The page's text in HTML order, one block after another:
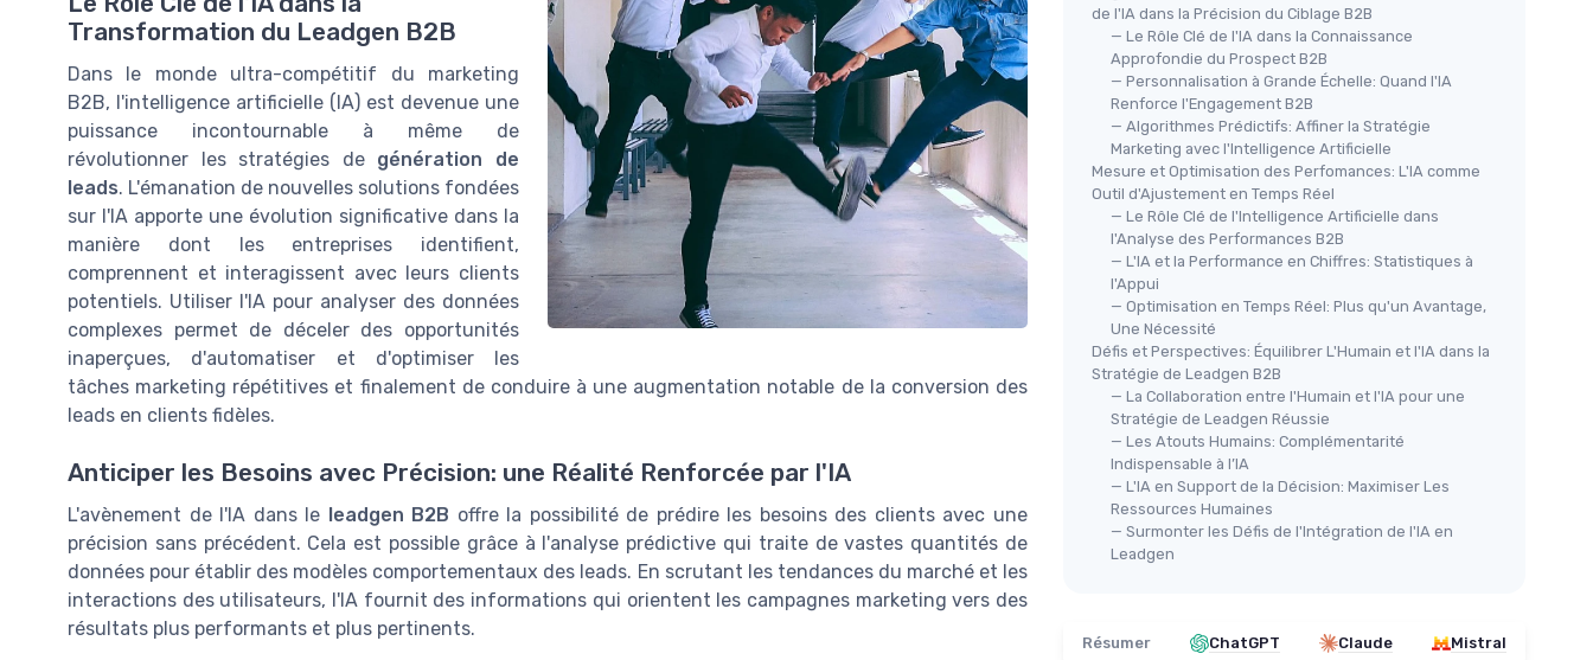
Transformation du Leadgen B2B
Dans le monde ultra-compétitif du marketing
B2B, l'intelligence artificielle (IA) est devenue une
puissance incontournable à même de
révolutionner les stratégies de génération de
leads. L'émanation de nouvelles solutions fondées
sur l'IA apporte une évolution significative dans la
manière dont les entreprises identifient,
comprennent et interagissent avec leurs clients
potentiels. Utiliser l'IA pour analyser des données
complexes permet de déceler des opportunités
inaperçues, d'automatiser et d'optimiser les
tâches marketing répétitives et finalement de conduire à une augmentation notable de la conversion des
leads en clients fidèles.
Anticiper les Besoins avec Précision: une Réalité Renforcée par l'IA
L'avènement de l'IA dans le leadgen B2B offre la possibilité de prédire les besoins des clients avec une
précision sans précédent. Cela est possible grâce à l'analyse prédictive qui traite de vastes quantités de
données pour établir des modèles comportementaux des leads. En scrutant les tendances du marché et les
interactions des utilisateurs, l'IA fournit des informations qui orientent les campagnes marketing vers des
résultats plus performants et plus pertinents.
de l'IA dans la Précision du Ciblage B2B
— Le Rôle Clé de l'IA dans la Connaissance
Approfondie du Prospect B2B
— Personnalisation à Grande Échelle: Quand l'IA
Renforce l'Engagement B2B
— Algorithmes Prédictifs: Affiner la Stratégie
Marketing avec l'Intelligence Artificielle
Mesure et Optimisation des Perfomances: L'IA comme
Outil d'Ajustement en Temps Réel
— Le Rôle Clé de l'Intelligence Artificielle dans
l'Analyse des Performances B2B
— L'IA et la Performance en Chiffres: Statistiques à
l'Appui
— Optimisation en Temps Réel: Plus qu'un Avantage,
Une Nécessité
Défis et Perspectives: Équilibrer L'Humain et l'IA dans la
Stratégie de Leadgen B2B
— La Collaboration entre l'Humain et l'IA pour une
Stratégie de Leadgen Réussie
— Les Atouts Humains: Complémentarité
Indispensable à l’IA
— L'IA en Support de la Décision: Maximiser Les
Ressources Humaines
— Surmonter les Défis de l'Intégration de l'IA en
Leadgen
Résumer ChatGPT Claude Mistral